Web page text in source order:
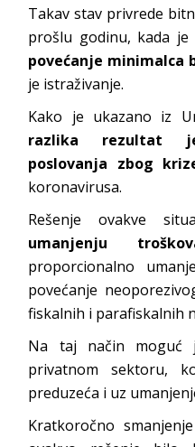
Takav stav privrede
prošlu godinu, kada je
povećanje minimalca
je istraživanje.
Kako je ukazano iz
razlika rezultat
poslovanja zbog
koronavirusa.
Rešenje ovakve
umanjenju
proporcionalno
povećanje
fiskalnih i parafiskalnih
Na taj način moguć
privatnom sektoru,
preduzeća i uz
Kratkoročno